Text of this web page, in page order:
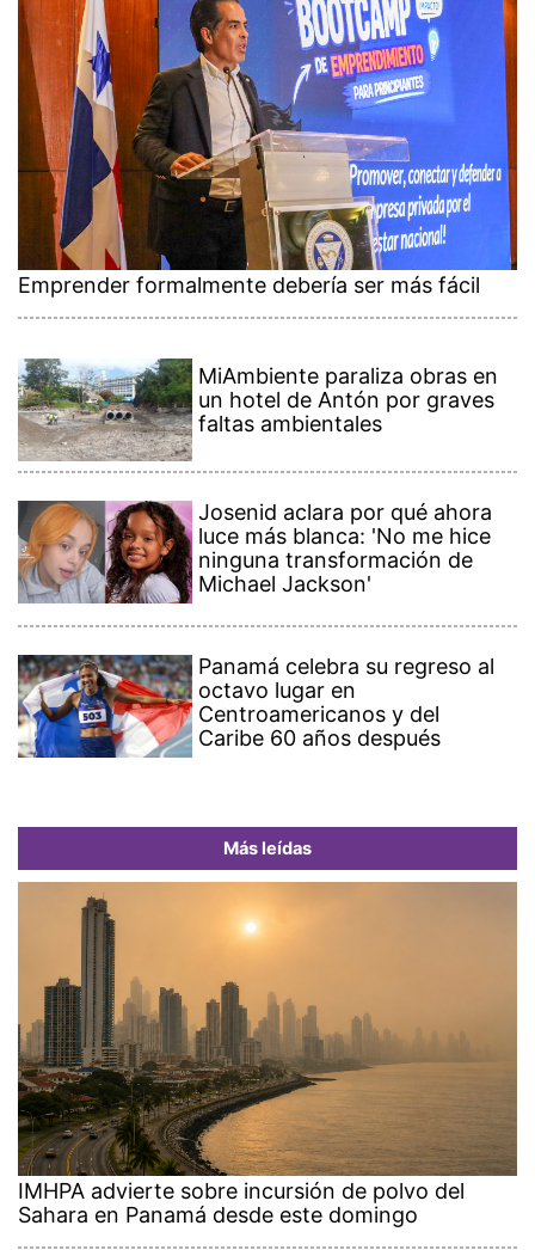
Emprender formalmente debería ser más fácil
MiAmbiente paraliza obras en
un hotel de Antón por graves
faltas ambientales
Josenid aclara por qué ahora
luce más blanca: 'No me hice
ninguna transformación de
Michael Jackson'
Panamá celebra su regreso al
octavo lugar en
Centroamericanos y del
Caribe 60 años después
Más leídas
IMHPA advierte sobre incursión de polvo del
Sahara en Panamá desde este domingo